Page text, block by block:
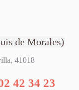
de Morales)
41018
42 34 23